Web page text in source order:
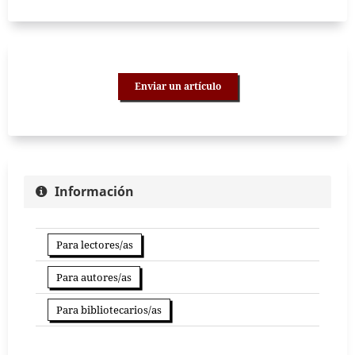
Enviar un artículo
Información
Para lectores/as
Para autores/as
Para bibliotecarios/as